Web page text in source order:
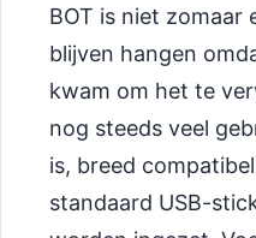
BOT is niet zomaar
blijven hangen
kwam om het te
nog steeds veel
is, breed
standaard USB-